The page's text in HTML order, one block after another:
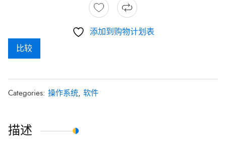
添加到购物计划表
比较
Categories: 操作系统, 软件
描述